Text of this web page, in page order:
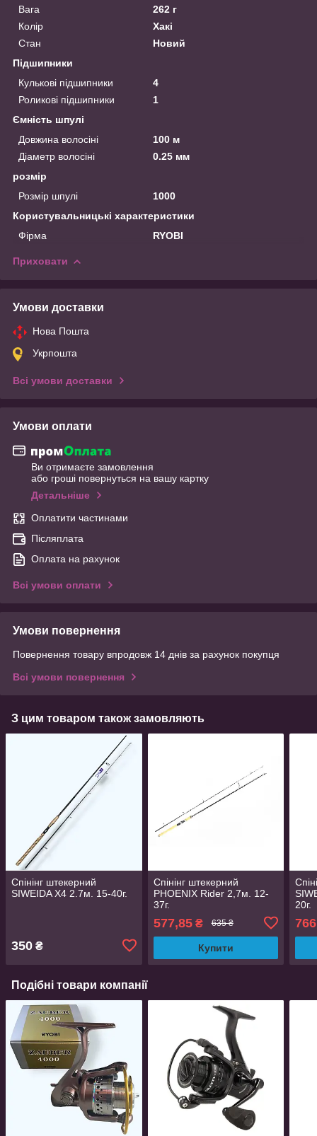
Вага
262 г
Колір
Хакі
Стан
Новий
Підшипники
Кулькові підшипники
4
Роликові підшипники
1
Ємність шпулі
Довжина волосіні
100 м
Діаметр волосіні
0.25 мм
розмір
Розмір шпулі
1000
Користувальницькі характеристики
Фірма
RYOBI
Приховати
Умови доставки
Нова Пошта
Укрпошта
Всі умови доставки
Умови оплати
Ви отримаєте замовлення
або гроші повернуться на вашу картку
Детальніше
Оплатити частинами
Післяплата
Оплата на рахунок
Всі умови оплати
Умови повернення
Повернення товару впродовж 14 днів за рахунок покупця
Всі умови повернення
З цим товаром також замовляють
Спінінг штекерний
SIWEIDA X4 2.7м. 15-40г.
350 ₴
Спінінг штекерний
PHOENIX Rider 2,7м. 12-
37г.
577,85₴ 635 ₴
Купити
20г.
Подібні товари компанії